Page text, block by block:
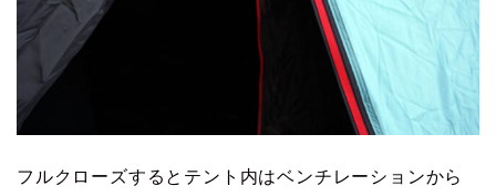
フルクローズするとテント内はベンチレーションから